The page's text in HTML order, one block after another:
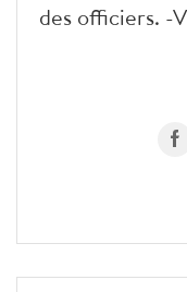
des officiers. -